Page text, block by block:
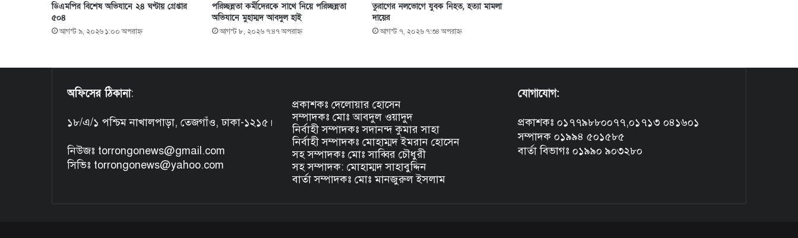
ডিএমপির বিশেষ অভিযানে ২৪ ঘণ্টায় গ্রেপ্তার
৫০৪
আগস্ট ৯, ২০২৬ ১:০০ অপরাহ্ণ
পরিচ্ছন্নতা কর্মীদেরকে সাথে নিয়ে পরিচ্ছন্নতা
অভিযানে মুহাম্মদ আবদুল হাই
আগস্ট ৮, ২০২৬ ৭:৪৭ অপরাহ্ণ
তুরাগের নলভোগে যুবক নিহত, হত্যা মামলা
দায়ের
আগস্ট ৭, ২০২৬ ৭:৩৪ অপরাহ্ণ
অফিসের ঠিকানা:
১৮/এ/১ পশ্চিম নাখালপাড়া, তেজগাঁও, ঢাকা-১২১৫।
নিউজঃ torrongonews@gmail.com
সিভিঃ torrongonews@yahoo.com
প্রকাশকঃ দেলোয়ার হোসেন
সম্পাদকঃ মোঃ আবদুল ওয়াদুদ
নির্বাহী সম্পাদকঃ সদানন্দ কুমার সাহা
নির্বাহী সম্পাদকঃ মোহাম্মদ ইমরান হোসেন
সহ সম্পাদকঃ মোঃ সাব্বির চৌধুরী
সহ সম্পাদক: মোহাম্মদ সাহাবুদ্দিন
বার্তা সম্পাদকঃ মোঃ মানজুরুল ইসলাম
যোগাযোগ:
প্রকাশকঃ ০১৭৭৯৮৮০০৭৭,০১৭১৩ ০৪১৬০১
সম্পাদক ০১৯৯৪ ৫০১৫৮৫
বার্তা বিভাগঃ ০১৯৯০ ৯০৩২৮০